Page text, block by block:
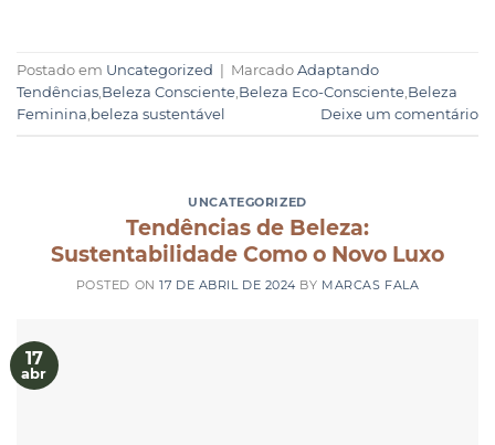
Postado em Uncategorized Marcado Adaptando
Tendências,Beleza Consciente,Beleza Eco-Consciente,Beleza
Feminina,beleza sustentável Deixe um comentário
UNCATEGORIZED
Tendências de Beleza:
Sustentabilidade Como o Novo Luxo
POSTED ON17 DE ABRIL DE 2024 BY MARCAS FALA
17
abr